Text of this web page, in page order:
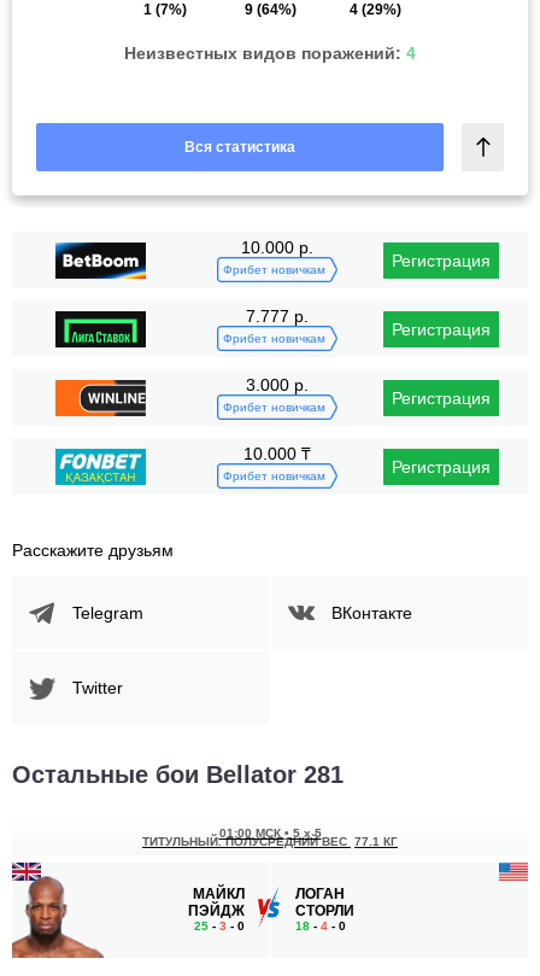
1 (7%)
9 (64%)
4 (29%)
Неизвестных видов поражений: 4
Вся статистика
10.000 р.
Фрибет новичкам Регистрация
7.777 р.
Фрибет новичкам Регистрация
3.000 р.
Фрибет новичкам Регистрация
10.000 ₸
Фрибет новичкам Регистрация
Расскажите друзьям
Telegram ВКонтакте
Twitter
Остальные бои Bellator 281
МАЙКЛ
ПЭЙДЖ
25 - 3 - 0
01:00 МСК • 5 x 5
ТИТУЛЬНЫЙ. ПОЛУСРЕДНИЙ ВЕС 77.1 КГ
ЛОГАН
СТОРЛИ
18 - 4 - 0